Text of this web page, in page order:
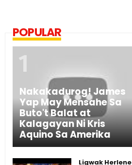
POPULAR
Nakakadurog! James
Yap May Mensahe Sa
Buto't Balat at
Kalagayan Ni Kris
Aquino Sa Amerika
Ligwak Herlene